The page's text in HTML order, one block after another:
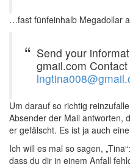
…fast fünfeinhalb Megadollar
Send your
gmail.com
Um darauf so richtig
Absender der Mail antworten,
er gefälscht. Es ist ja auch
Ich will es mal so sagen,
dass du dir in einem Anfall